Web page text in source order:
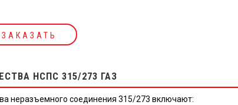
ЗАКАЗАТЬ
НСПС 315/273 ГАЗ
неразъемного соединения 315/273 включают: